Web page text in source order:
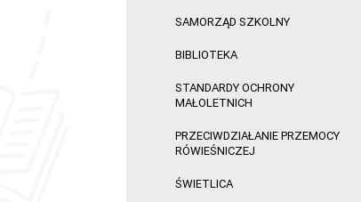
SAMORZĄD SZKOLNY
BIBLIOTEKA
STANDARDY OCHRONY
MAŁOLETNICH
PRZECIWDZIAŁANIE PRZEMOCY
RÓWIEŚNICZEJ
ŚWIETLICA